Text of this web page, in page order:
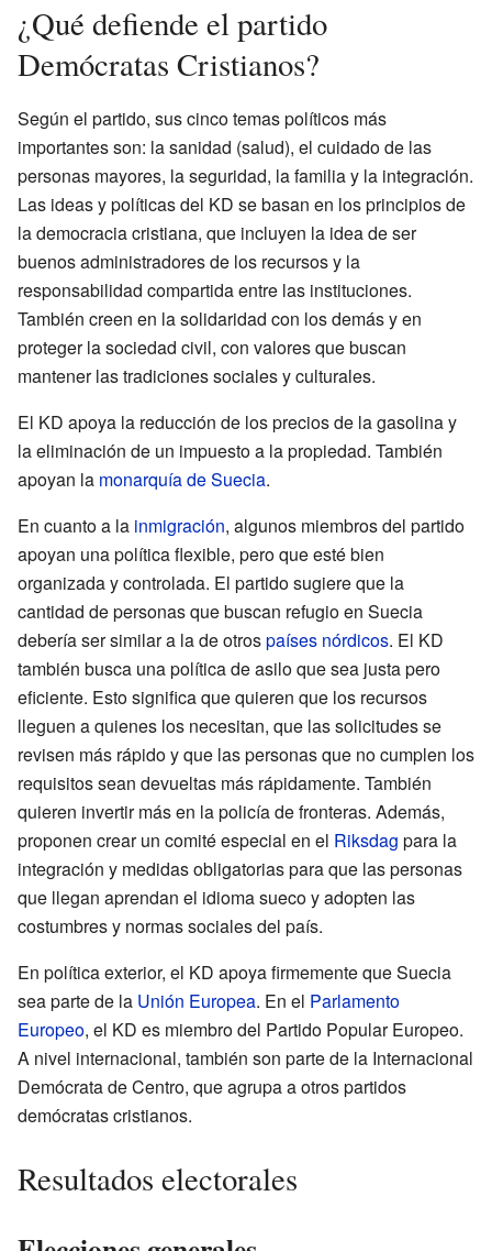
¿Qué defiende el partido
Demócratas Cristianos?
Según el partido, sus cinco temas políticos más
importantes son: la sanidad (salud), el cuidado de las
personas mayores, la seguridad, la familia y la integración.
Las ideas y políticas del KD se basan en los principios de
la democracia cristiana, que incluyen la idea de ser
buenos administradores de los recursos y la
responsabilidad compartida entre las instituciones.
También creen en la solidaridad con los demás y en
proteger la sociedad civil, con valores que buscan
mantener las tradiciones sociales y culturales.
El KD apoya la reducción de los precios de la gasolina y
la eliminación de un impuesto a la propiedad. También
apoyan la monarquía de Suecia.
En cuanto a la inmigración, algunos miembros del partido
apoyan una política flexible, pero que esté bien
organizada y controlada. El partido sugiere que la
cantidad de personas que buscan refugio en Suecia
debería ser similar a la de otrospaíses nórdicos. El KD
también busca una política de asilo que sea justa pero
eficiente. Esto significa que quieren que los recursos
lleguen a quienes los necesitan, que las solicitudes se
revisen más rápido y que las personas que no cumplen los
requisitos sean devueltas más rápidamente. También
quieren invertir más en la policía de fronteras. Además,
proponen crear un comité especial en el Riksdag para la
integración y medidas obligatorias para que las personas
que llegan aprendan el idioma sueco y adopten las
costumbres y normas sociales del país.
En política exterior, el KD apoya firmemente que Suecia
sea parte de la Unión Europea. En el Parlamento
Europeo, el KD es miembro del Partido Popular Europeo.
A nivel internacional, también son parte de la Internacional
Demócrata de Centro, que agrupa a otros partidos
demócratas cristianos.
Resultados electorales